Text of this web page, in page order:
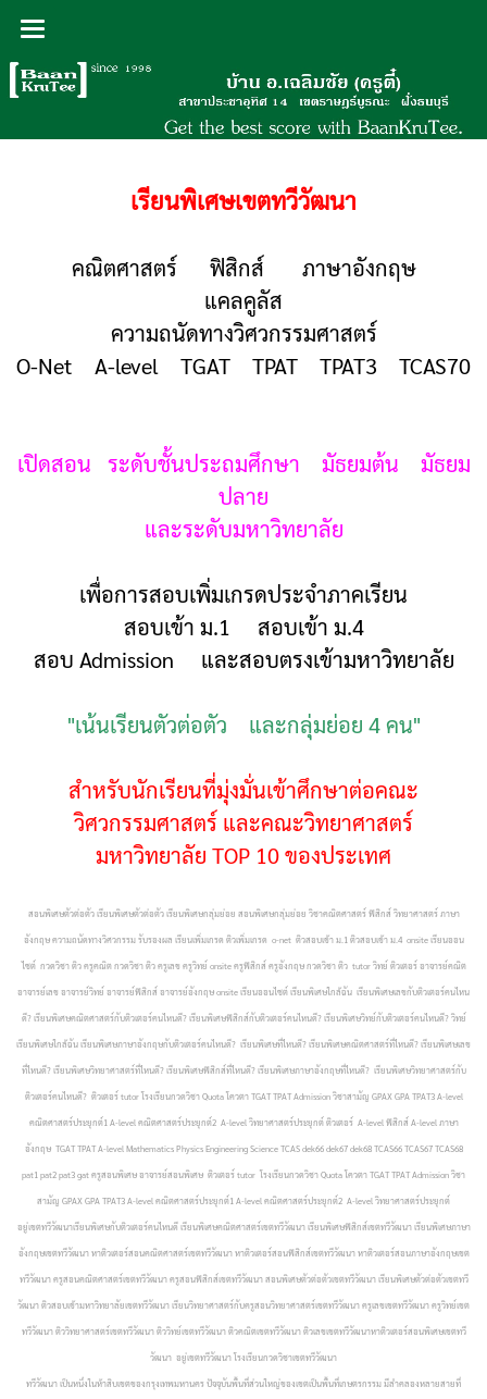
เรียนพิเศษเขตทวีวัฒนา
คณิตศาสตร์ ฟิสิกส์ ภาษาอังกฤษ
แคลคูลัส
ความถนัดทางวิศวกรรมศาสตร์
O-Net A-level TGAT TPAT TPAT3 TCAS70
เปิดสอน ระดับชั้นประถมศึกษา มัธยมต้น มัธยม
ปลาย
และระดับมหาวิทยาลัย
เพื่อการสอบเพิ่มเกรดประจำภาคเรียน
สอบเข้า ม.1 สอบเข้า ม.4
สอบ Admission และสอบตรงเข้ามหาวิทยาลัย
"เน้นเรียนตัวต่อตัว และกลุ่มย่อย 4 คน"
สำหรับนักเรียนที่มุ่งมั่นเข้าศึกษาต่อคณะ
วิศวกรรมศาสตร์ และคณะวิทยาศาสตร์
มหาวิทยาลัย TOP 10 ของประเทศ
สอนพิเศษตัวต่อตัว เรียนพิเศษตัวต่อตัว เรียนพิเศษกลุ่มย่อย สอนพิเศษกลุ่มย่อย วิชาคณิตศาสตร์ ฟิสิกส์ วิทยาศาสตร์ ภาษา
อังกฤษ ความถนัดทางวิศวกรรม รับรองผล เรียนเพิ่มเกรด ติวเพิ่มเกรด o-net ติวสอบเข้า ม.1 ติวสอบเข้า ม.4 onsite เรียนออน
ไซต์ กวดวิชา ติว ครูคณิต กวดวิชา ติว ครูเลข ครูวิทย์ onsite ครูฟิสิกส์ ครูอังกฤษ กวดวิชา ติว tutor วิทย์ ติวเตอร์ อาจารย์คณิต
อาจารย์เลข อาจารย์วิทย์ อาจารย์ฟิสิกส์ อาจารย์อังกฤษ onsite เรียนออนไซต์ เรียนพิเศษใกล้ฉัน เรียนพิเศษเลขกับติวเตอร์คนไหน
ดี? เรียนพิเศษคณิตศาสตร์กับติวเตอร์คนไหนดี? เรียนพิเศษฟิสิกส์กับติวเตอร์คนไหนดี? เรียนพิเศษวิทย์กับติวเตอร์คนไหนดี? วิทย์
เรียนพิเศษใกล้ฉัน เรียนพิเศษภาษาอังกฤษกับติวเตอร์คนไหนดี? เรียนพิเศษที่ไหนดี? เรียนพิเศษคณิตศาสตร์ที่ไหนดี? เรียนพิเศษเลข
ที่ไหนดี? เรียนพิเศษวิทยาศาสตร์ที่ไหนดี? เรียนพิเศษฟิสิกส์ที่ไหนดี? เรียนพิเศษภาษาอังกฤษที่ไหนดี? เรียนพิเศษวิทยาศาสตร์กับ
ติวเตอร์คนไหนดี? ติวเตอร์ tutor โรงเรียนกวดวิชา Quota โควตา TGAT TPAT Admission วิชาสามัญ GPAX GPA TPAT3 A-level
คณิตศาสตร์ประยุกต์1 A-level คณิตศาสตร์ประยุกต์2 A-level วิทยาศาสตร์ประยุกต์ ติวเตอร์ A-level ฟิสิกส์ A-level ภาษา
อังกฤษ TGAT TPAT A-level Mathematics Physics Engineering Science TCAS dek66 dek67 dek68 TCAS66 TCAS67 TCAS68
pat1 pat2 pat3 gat ครูสอนพิเศษ อาจารย์สอนพิเศษ ติวเตอร์ tutor โรงเรียนกวดวิชา Quota โควตา TGAT TPAT Admission วิชา
สามัญ GPAX GPA TPAT3 A-level คณิตศาสตร์ประยุกต์1 A-level คณิตศาสตร์ประยุกต์2 A-level วิทยาศาสตร์ประยุกต์
อยู่เขตทวีวัฒนาเรียนพิเศษกับติวเตอร์คนไหนดี เรียนพิเศษคณิตศาสตร์เขตทวีวัฒนา เรียนพิเศษฟิสิกส์เขตทวีวัฒนา เรียนพิเศษภาษา
อังกฤษเขตทวีวัฒนา หาติวเตอร์สอนคณิตศาสตร์เขตทวีวัฒนา หาติวเตอร์สอนฟิสิกส์เขตทวีวัฒนา หาติวเตอร์สอนภาษาอังกฤษเขต
ทวีวัฒนา ครูสอนคณิตศาสตร์เขตทวีวัฒนา ครูสอนฟิสิกส์เขตทวีวัฒนา สอนพิเศษตัวต่อตัวเขตทวีวัฒนา เรียนพิเศษตัวต่อตัวเขตทวี
วัฒนา ติวสอบเข้ามหาวิทยาลัยเขตทวีวัฒนา เรียนวิทยาศาสตร์กับครูสอนวิทยาศาสตร์เขตทวีวัฒนา ครูเลขเขตทวีวัฒนา ครูวิทย์เขต
ทวีวัฒนา ติววิทยาศาสตร์เขตทวีวัฒนา ติววิทย์เขตทวีวัฒนา ติวคณิตเขตทวีวัฒนา ติวเลขเขตทวีวัฒนาหาติวเตอร์สอนพิเศษเขตทวี
วัฒนา อยู่เขตทวีวัฒนา โรงเรียนกวดวิชาเขตทวีวัฒนา
ทวีวัฒนา เป็นหนึ่งในห้าสิบเขตของกรุงเทพมหานคร ปัจจุบันพื้นที่ส่วนใหญ่ของเขตเป็นพื้นที่เกษตรกรรม มีลำคลองหลายสายที่